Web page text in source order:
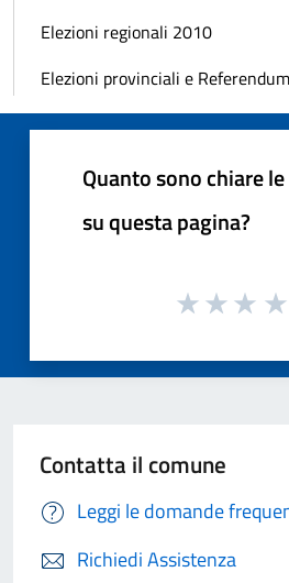
Elezioni regionali 2010
Elezioni provinciali e
Quanto sono chiare
su questa pagina?
Contatta il comune
Leggi le domande
Richiedi Assistenza